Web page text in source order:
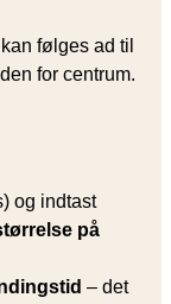
følges ad til
for centrum.
og indtast
på
– det